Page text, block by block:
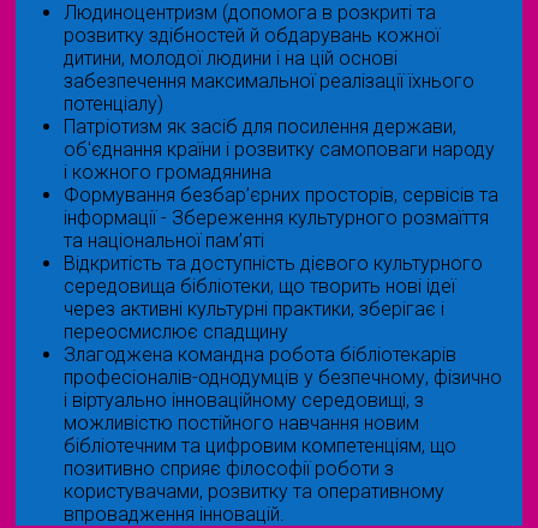
Людиноцентризм (допомога в розкриті та
розвитку здібностей й обдарувань кожної
дитини, молодої людини і на цій основі
забезпечення максимальної реалізації їхнього
потенціалу)
Патріотизм як засіб для посилення держави,
об'єднання країни і розвитку самоповаги народу
і кожного громадянина
Формування безбар’єрних просторів, сервісів та
інформації - Збереження культурного розмаїття
та національної пам’яті
Відкритість та доступність дієвого культурного
середовища бібліотеки, що творить нові ідеї
через активні культурні практики, зберігає і
переосмислює спадщину
Злагоджена командна робота бібліотекарів
професіоналів-однодумців у безпечному, фізично
і віртуально інноваційному середовищі, з
можливістю постійного навчання новим
бібліотечним та цифровим компетенціям, що
позитивно сприяє філософії роботи з
користувачами, розвитку та оперативному
впровадження інновацій.